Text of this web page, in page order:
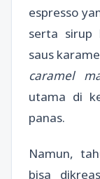
espresso
serta sirup
saus
caramel
utama di
panas.
Namun,
bisa